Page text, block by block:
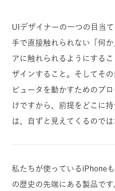
UIデザイナーの一つの目当
手で直接触れられない「何
アに触れられるようにする
ザインすること。そしてそ
ピュータを動かすためのプ
けですから、前提をどこに
は、自ずと見えてくるのでは
私たちが使っているiPhone
の歴史の先端にある製品で